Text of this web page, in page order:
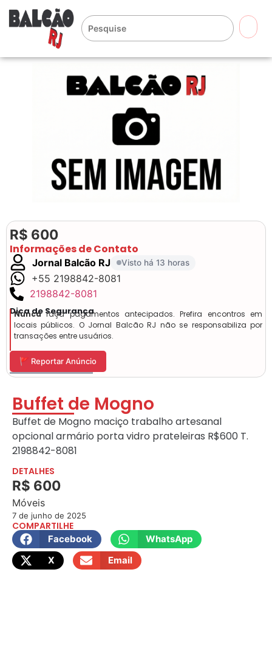
R$ 600
Informações de Contato
Jornal Balcão RJ Visto há 13 horas
+55 2198842-8081
2198842-8081
Dica de Segurança
Nuncafaça pagamentos antecipados. Prefira encontros em
locais públicos. O Jornal Balcão RJ não se responsabiliza por
transações entre usuários.
🚩 Reportar Anúncio
Buffet de Mogno
Buffet de Mogno maciço trabalho artesanal
opcional armário porta vidro prateleiras R$600 T.
2198842-8081
DETALHES
R$ 600
Móveis
7 de junho de 2025
COMPARTILHE
Facebook
WhatsApp
X
Email